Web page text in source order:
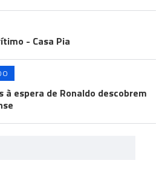
- Casa Pia
à espera de Ronaldo descobrem